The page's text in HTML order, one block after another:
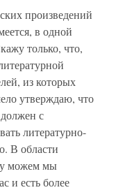
произведений
в одной
только, что,
из которых
утверждаю, что
с
литературно-
В области
можем мы
и есть более